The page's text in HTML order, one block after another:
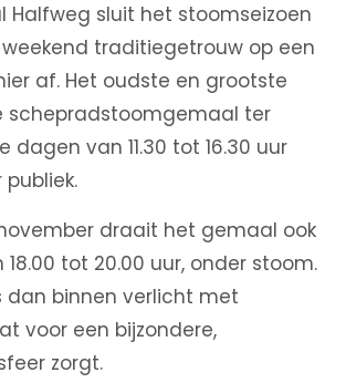
Halfweg sluit het stoomseizoen
traditiegetrouw op een
af. Het oudste en grootste
schepradstoomgemaal ter
dagen van 11.30 tot 16.30 uur
draait het gemaal ook
18.00 tot 20.00 uur, onder stoom.
dan binnen verlicht met
voor een bijzondere,
zorgt.